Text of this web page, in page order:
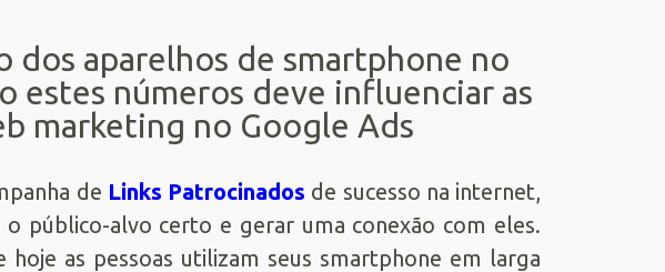
dos aparelhos de smartphone no
estes números deve influenciar as
marketing no Google Ads
de Links Patrocinados de sucesso na internet,
público-alvo certo e gerar uma conexão com eles.
hoje as pessoas utilizam seus smartphone em larga